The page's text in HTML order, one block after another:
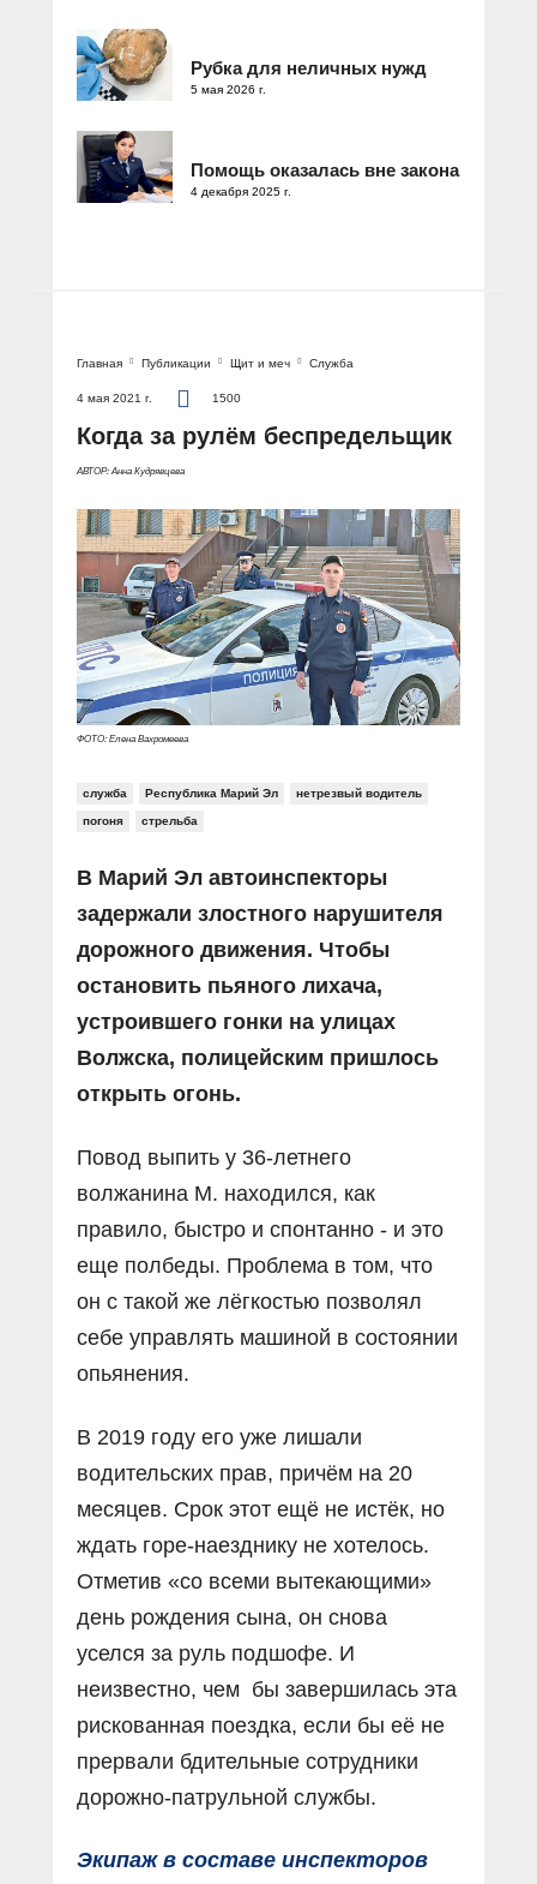
Рубка для неличных нужд
5 мая 2026 г.
Помощь оказалась вне закона
4 декабря 2025 г.
Главная Публикации Щит и меч Служба
4 мая 2021 г. 1500
Когда за рулём беспредельщик
АВТОР: Анна Кудрявцева
ФОТО: Елена Вахромеева
служба Республика Марий Эл нетрезвый водитель
погоня стрельба
В Марий Эл автоинспекторы
задержали злостного нарушителя
дорожного движения. Чтобы
остановить пьяного лихача,
устроившего гонки на улицах
Волжска, полицейским пришлось
открыть огонь.
Повод выпить у 36-летнего
волжанина М. находился, как
правило, быстро и спонтанно - и это
еще полбеды. Проблема в том, что
он с такой же лëгкостью позволял
себе управлять машиной в состоянии
опьянения.
В 2019 году его уже лишали
водительских прав, причëм на 20
месяцев. Срок этот ещё не истёк, но
ждать горе-наезднику не хотелось.
Отметив «со всеми вытекающими»
день рождения сына, он снова
уселся за руль подшофе. И
неизвестно, чем бы завершилась эта
рискованная поездка, если бы еë не
прервали бдительные сотрудники
дорожно-патрульной службы.
Экипаж в составе инспекторов